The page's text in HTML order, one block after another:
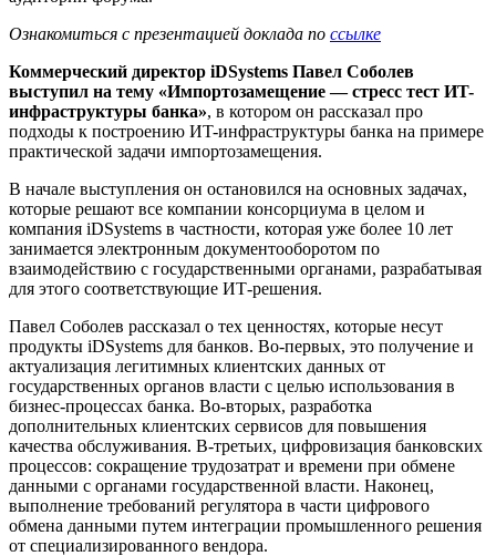
Ознакомиться с презентацией доклада по ссылке
Коммерческий директор iDSystems Павел Соболев
выступил на тему «Импортозамещение — стресс тест ИT-
инфраструктуры банка», в котором он рассказал про
подходы к построению ИT-инфраструктуры банка на примере
практической задачи импортозамещения.
В начале выступления он остановился на основных задачах,
которые решают все компании консорциума в целом и
компания iDSystems в частности, которая уже более 10 лет
занимается электронным документооборотом по
взаимодействию с государственными органами, разрабатывая
для этого соответствующие ИТ-решения.
Павел Соболев рассказал о тех ценностях, которые несут
продукты iDSystems для банков. Во-первых, это получение и
актуализация легитимных клиентских данных от
государственных органов власти с целью использования в
бизнес-процессах банка. Во-вторых, разработка
дополнительных клиентских сервисов для повышения
качества обслуживания. В-третьих, цифровизация банковских
процессов: сокращение трудозатрат и времени при обмене
данными с органами государственной власти. Наконец,
выполнение требований регулятора в части цифрового
обмена данными путем интеграции промышленного решения
от специализированного вендора.